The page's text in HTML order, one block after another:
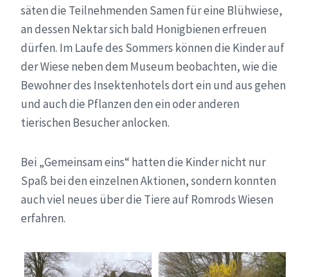
säten die Teilnehmenden Samen für eine Blühwiese,
an dessen Nektar sich bald Honigbienen erfreuen
dürfen. Im Laufe des Sommers können die Kinder auf
der Wiese neben dem Museum beobachten, wie die
Bewohner des Insektenhotels dort ein und aus gehen
und auch die Pflanzen den ein oder anderen
tierischen Besucher anlocken.
Bei „Gemeinsam eins“ hatten die Kinder nicht nur
Spaß bei den einzelnen Aktionen, sondern konnten
auch viel neues über die Tiere auf Romrods Wiesen
erfahren.